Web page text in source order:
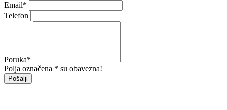
Email*
Telefon
Poruka*
Polja označena * su obavezna!
Pošalji